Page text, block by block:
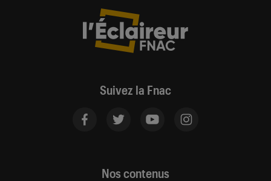
Suivez la Fnac
Nos contenus